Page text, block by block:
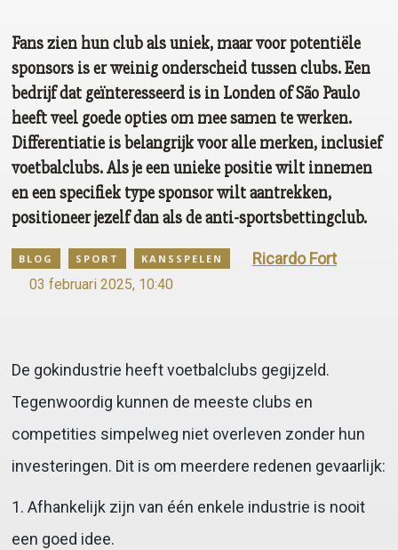
BLOG SPORT KANSSPELEN
03 februari 2025, 10:40
Ricardo Fort
Fans zien hun club als uniek, maar voor potentiële
sponsors is er weinig onderscheid tussen clubs. Een
bedrijf dat geïnteresseerd is in Londen of São Paulo
heeft veel goede opties om mee samen te werken.
Differentiatie is belangrijk voor alle merken, inclusief
voetbalclubs. Als je een unieke positie wilt innemen
en een specifiek type sponsor wilt aantrekken,
positioneer jezelf dan als de anti-sportsbettingclub.
De gokindustrie heeft voetbalclubs gegijzeld.
Tegenwoordig kunnen de meeste clubs en
competities simpelweg niet overleven zonder hun
investeringen. Dit is om meerdere redenen gevaarlijk:
1. Afhankelijk zijn van één enkele industrie is nooit
een goed idee.